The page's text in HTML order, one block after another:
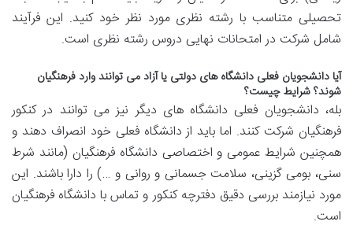
تحصیلی متناسب با رشته نظری مورد نظر خود کنید. این فرآیند
شامل شرکت در امتحانات نهایی دروس رشته نظری است.
آیا دانشجویان فعلی دانشگاه های دولتی یا آزاد می توانند وارد فرهنگیان
شوند؟ شرایط چیست؟
بله، دانشجویان فعلی دانشگاه های دیگر نیز می توانند در کنکور
فرهنگیان شرکت کنند. اما باید از دانشگاه فعلی خود انصراف دهند و
همچنین شرایط عمومی و اختصاصی دانشگاه فرهنگیان (مانند شرط
سنی، بومی گزینی، سلامت جسمانی و روانی و …) را دارا باشند. این
مورد نیازمند بررسی دقیق دفترچه کنکور و تماس با دانشگاه فرهنگیان
است.